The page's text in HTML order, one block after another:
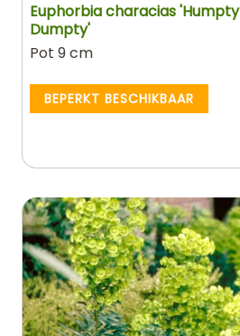
Euphorbia characias 'Humpty
Dumpty'
Pot 9 cm
BEPERKT BESCHIKBAAR